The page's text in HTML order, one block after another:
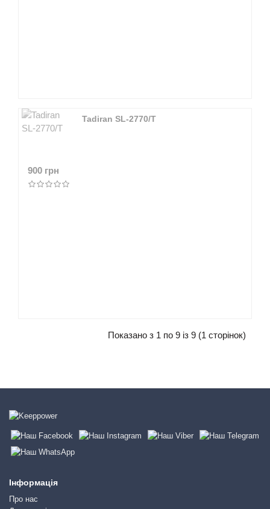
Tadiran SL-2770/T
900 грн
Показано з 1 по 9 із 9 (1 сторінок)
Інформація
Про нас